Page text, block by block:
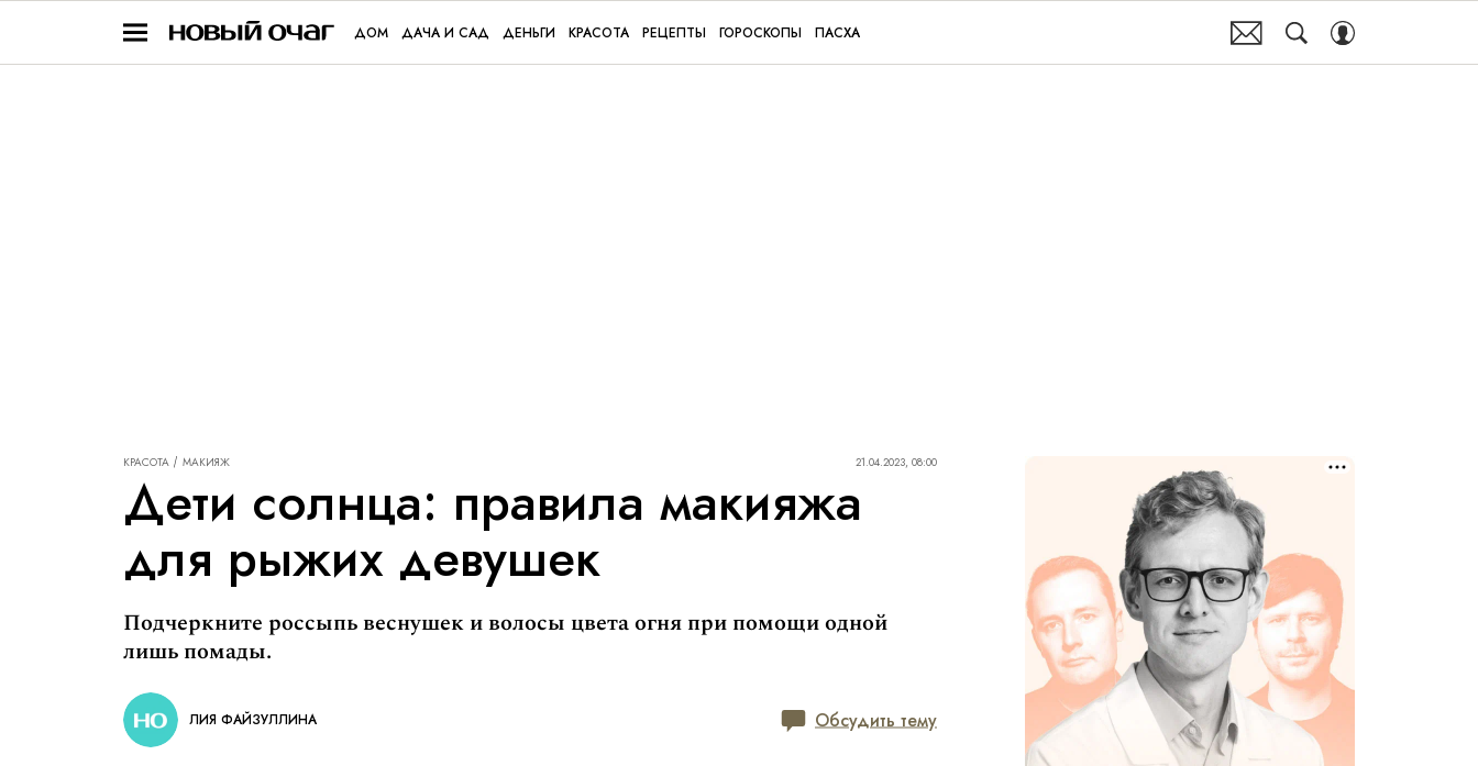
ДОМ ДАЧА И САД ДЕНЬГИ КРАСОТА РЕЦЕПТЫ ГОРОСКОПЫ ПАСХА
КРАСОТА МАКИЯЖ 21.04.2023, 08:00
Дети солнца: правила макияжа
для рыжих девушек
Подчеркните россыпь веснушек и волосы цвета огня при помощи одной
лишь помады.
ЛИЯ ФАЙЗУЛЛИНА Обсудить тему